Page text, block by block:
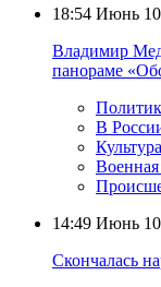
18:54 Июнь
Владимир
панораме
В
Культура
14:49 Июнь
Скончалась